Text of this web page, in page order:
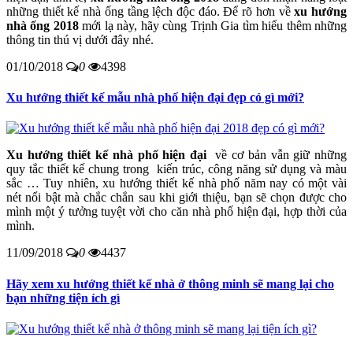
những thiết kế nhà ống tầng lệch độc đáo. Để rõ hơn vềxu hướng
nhà ống 2018mới lạ này, hãy cùng Trịnh Gia tìm hiểu thêm những
thông tin thú vị dưới đây nhé.
01/10/2018
0 4398
Xu hướng thiết kế mẫu nhà phố hiện đại đẹp có gì mới?
Xu hướng thiết kế nhà phố hiện đạivề cơ bản vẫn giữ những
quy tắc thiết kế chung trong kiến trúc, công năng sử dụng và màu
sắc … Tuy nhiên, xu hướng thiết kế nhà phố năm nay có một vài
nét nổi bật mà chắc chắn sau khi giới thiệu, bạn sẽ chọn được cho
mình một ý tưởng tuyệt vời cho căn nhà phố hiện đại, hợp thời của
mình.
11/09/2018
0 4437
Hãy xem xu hướng thiết kế nhà ở thông minh sẽ mang lại cho
bạn những tiện ích gì